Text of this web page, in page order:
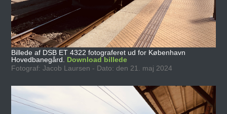
Billede af DSB ET 4322 fotograferet ud for København
Hovedbanegård. Download billede
Fotograf: Jacob Laursen - Dato: den 21. maj 2024